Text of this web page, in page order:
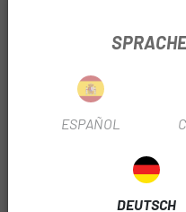
ART DER BREMBSEN
DURCHMESSER
NR. RITZEL 12V
ESPAÑOL
DEUTSCH